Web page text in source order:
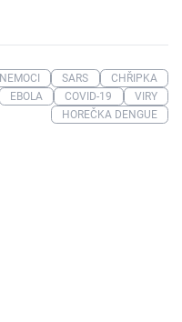
NEMOCI SARS
CHŘIPKA
EBOLA COVID-19
VIRY
HOREČKA DENGUE